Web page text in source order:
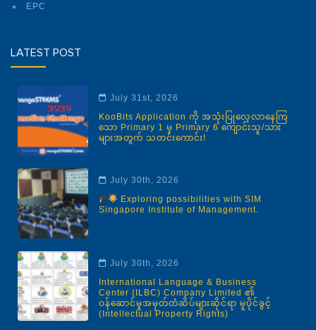
EPC
LATEST POST
July 31st, 2026
KooBits Application ကို အသုံးပြုလေ့လာနေကြ
သော Primary 1 မှ Primary 6 ကျောင်းသူ/သား
များအတွက် သတင်းကောင်း!
July 30th, 2026
Exploring possibilities with SIM
Singapore Institute of Management.
July 30th, 2026
International Language & Business
Center (ILBC) Company Limited ၏
ဝန်ဆောင်မှုအမှတ်တံဆိပ်များဆိုင်ရာ မူပိုင်ခွင့်
(Intellectual Property Rights)